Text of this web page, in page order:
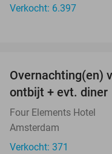
Verkocht: 6.397
Overnachting(en)
ontbijt + evt. diner
Four Elements Hotel
Amsterdam
Verkocht: 371